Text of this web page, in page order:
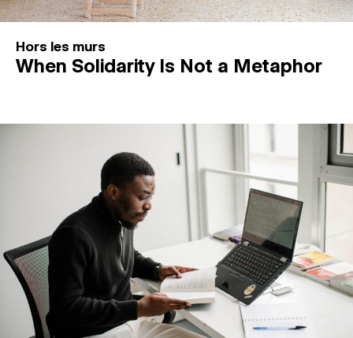
Hors les murs
When Solidarity Is Not a Metaphor